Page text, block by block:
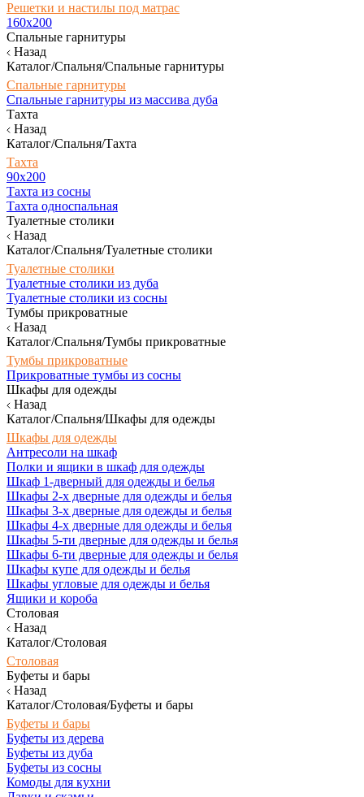
Решетки и настилы под матрас
160х200
Спальные гарнитуры
Назад
Каталог/Спальня/Спальные гарнитуры
Спальные гарнитуры
Спальные гарнитуры из массива дуба
Тахта
Назад
Каталог/Спальня/Тахта
Тахта
90х200
Тахта из сосны
Тахта односпальная
Туалетные столики
Назад
Каталог/Спальня/Туалетные столики
Туалетные столики
Туалетные столики из дуба
Туалетные столики из сосны
Тумбы прикроватные
Назад
Каталог/Спальня/Тумбы прикроватные
Тумбы прикроватные
Прикроватные тумбы из сосны
Шкафы для одежды
Назад
Каталог/Спальня/Шкафы для одежды
Шкафы для одежды
Антресоли на шкаф
Полки и ящики в шкаф для одежды
Шкаф 1-дверный для одежды и белья
Шкафы 2-х дверные для одежды и белья
Шкафы 3-х дверные для одежды и белья
Шкафы 4-х дверные для одежды и белья
Шкафы 5-ти дверные для одежды и белья
Шкафы 6-ти дверные для одежды и белья
Шкафы купе для одежды и белья
Шкафы угловые для одежды и белья
Ящики и короба
Столовая
Назад
Каталог/Столовая
Столовая
Буфеты и бары
Назад
Каталог/Столовая/Буфеты и бары
Буфеты и бары
Буфеты из дерева
Буфеты из дуба
Буфеты из сосны
Комоды для кухни